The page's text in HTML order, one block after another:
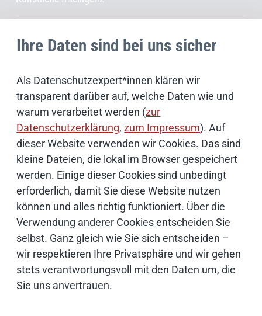
Ihre Daten sind bei uns sicher
Als Datenschutzexpert*innen klären wir
transparent darüber auf, welche Daten wie und
warum verarbeitet werden (zur
Datenschutzerklärung,zum Impressum). Auf
dieser Website verwenden wir Cookies. Das sind
kleine Dateien, die lokal im Browser gespeichert
werden. Einige dieser Cookies sind unbedingt
erforderlich, damit Sie diese Website nutzen
können und alles richtig funktioniert. Über die
Verwendung anderer Cookies entscheiden Sie
selbst. Ganz gleich wie Sie sich entscheiden –
wir respektieren Ihre Privatsphäre und wir gehen
stets verantwortungsvoll mit den Daten um, die
Sie uns anvertrauen.
Onlinezugangsgesetz
Cloud
Netze
Services & Produkte
Consulting
Innovationsmanagement